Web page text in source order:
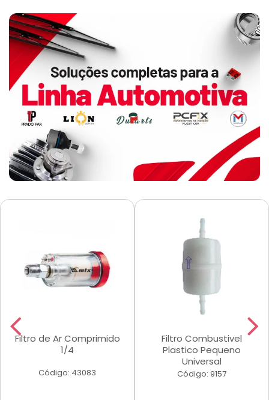
Filtro de Ar Comprimido
1/4
Código: 43083
Filtro Combustivel
Plastico Pequeno
Universal
Código: 9157